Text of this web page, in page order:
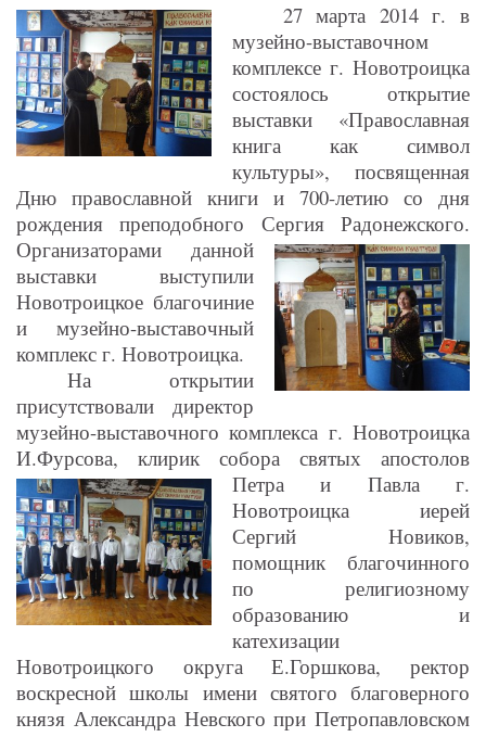
27 марта 2014 г. в
музейно-выставочном
комплексе г. Новотроицка
состоялось открытие
выставки «Православная
книга как символ
культуры», посвященная
Дню православной книги и 700-летию со дня
рождения преподобного Сергия Радонежского.
Организаторами данной
выставки выступили
Новотроицкое благочиние
и музейно-выставочный
комплекс г. Новотроицка.
На открытии
присутствовали директор
музейно-выставочного комплекса г. Новотроицка
И.Фурсова, клирик собора святых апостолов
Петра и Павла г.
Новотроицка иерей
Сергий Новиков,
помощник благочинного
по религиозному
образованию и
катехизации
Новотроицкого округа Е.Горшкова, ректор
воскресной школы имени святого благоверного
князя Александра Невского при Петропавловском